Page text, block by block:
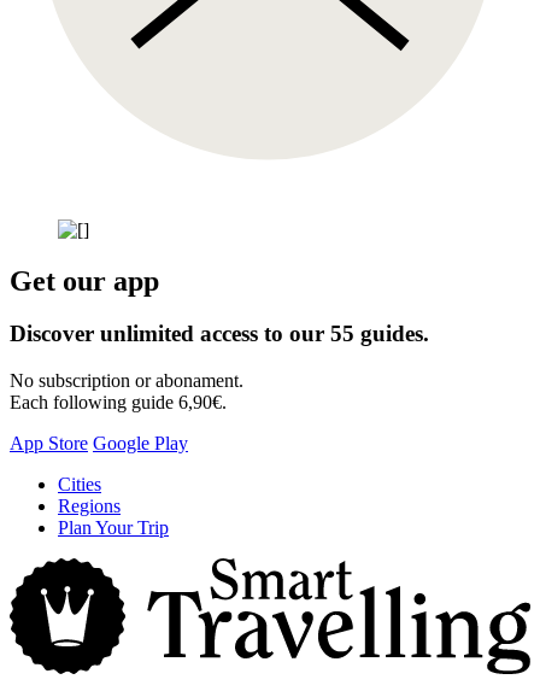
Get our app
Discover unlimited access to our 55 guides.
No subscription or abonament.
Each following guide 6,90€.
App Store Google Play
Skip
content
Cities
Regions
Plan Your Trip